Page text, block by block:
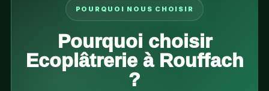
POURQUOI NOUS CHOISIR
Pourquoi choisir
Ecoplâtrerie à Rouffach
?